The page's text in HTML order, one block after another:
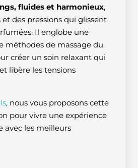
fluides et harmonieux,
et des pressions qui glissent
Il englobe une
méthodes de massage du
créer un soin relaxant qui
libère les tensions
, nous vous proposons cette
pour vivre une expérience
avec les meilleurs